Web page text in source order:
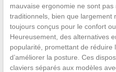
mauvaise ergonomie ne sont
traditionnels, bien que largement
toujours conçus pour le confort
Heureusement, des alternatives
popularité, promettant de réduire
d’améliorer la posture. Ces
claviers séparés aux modèles